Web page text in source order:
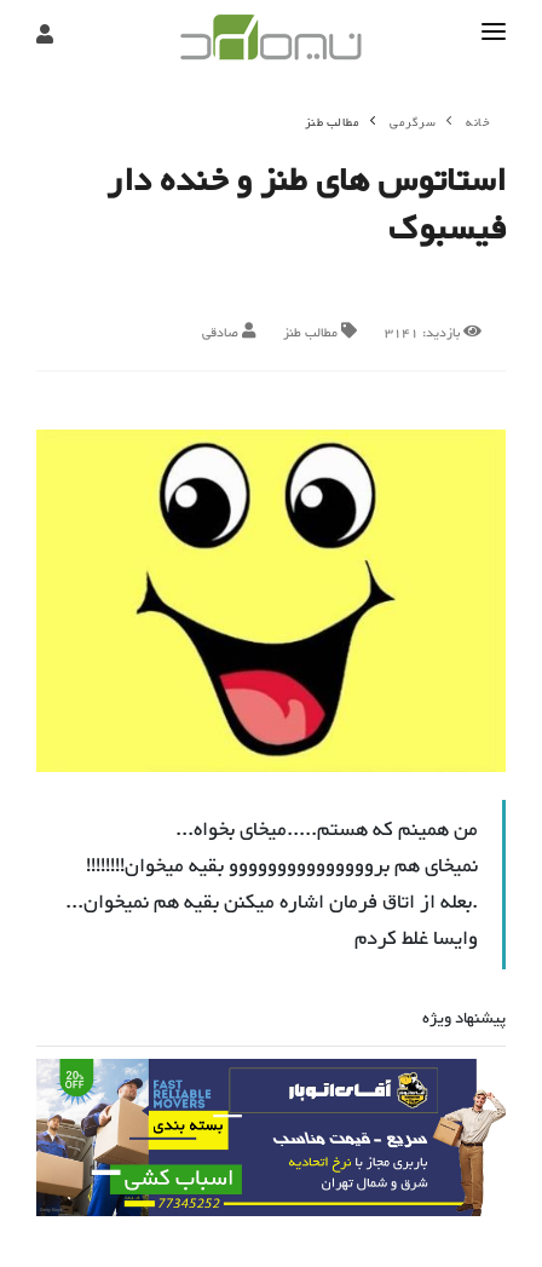
درباره
تحریریه
خانه سرگرمی مطالب طنز
استاتوس های طنز و خنده دار
فیسبوک
بازدید: 3141 مطالب طنز صادقی
من همینم که هستم.....میخای بخواه...
نمیخای هم برووووووووووووووو بقیه میخوان!!!!!!!!
.بعله از اتاق فرمان اشاره میکنن بقیه هم نمیخوان...
وایسا غلط کردم
پیشنهاد ویژه